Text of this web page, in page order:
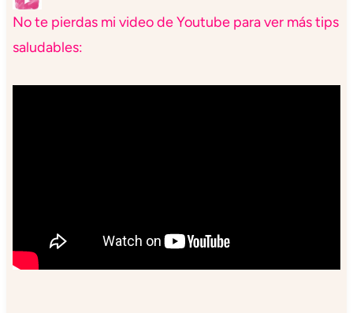
No te pierdas mi video de Youtube para ver más tips
saludables: